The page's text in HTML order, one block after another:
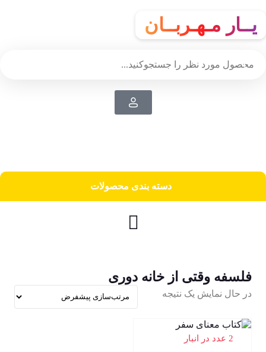
یــار مـهـربــان
دسته‌ بندی محصولات
فلسفه وقتی از خانه دوری
در حال نمایش یک نتیجه
2 عدد در انبار